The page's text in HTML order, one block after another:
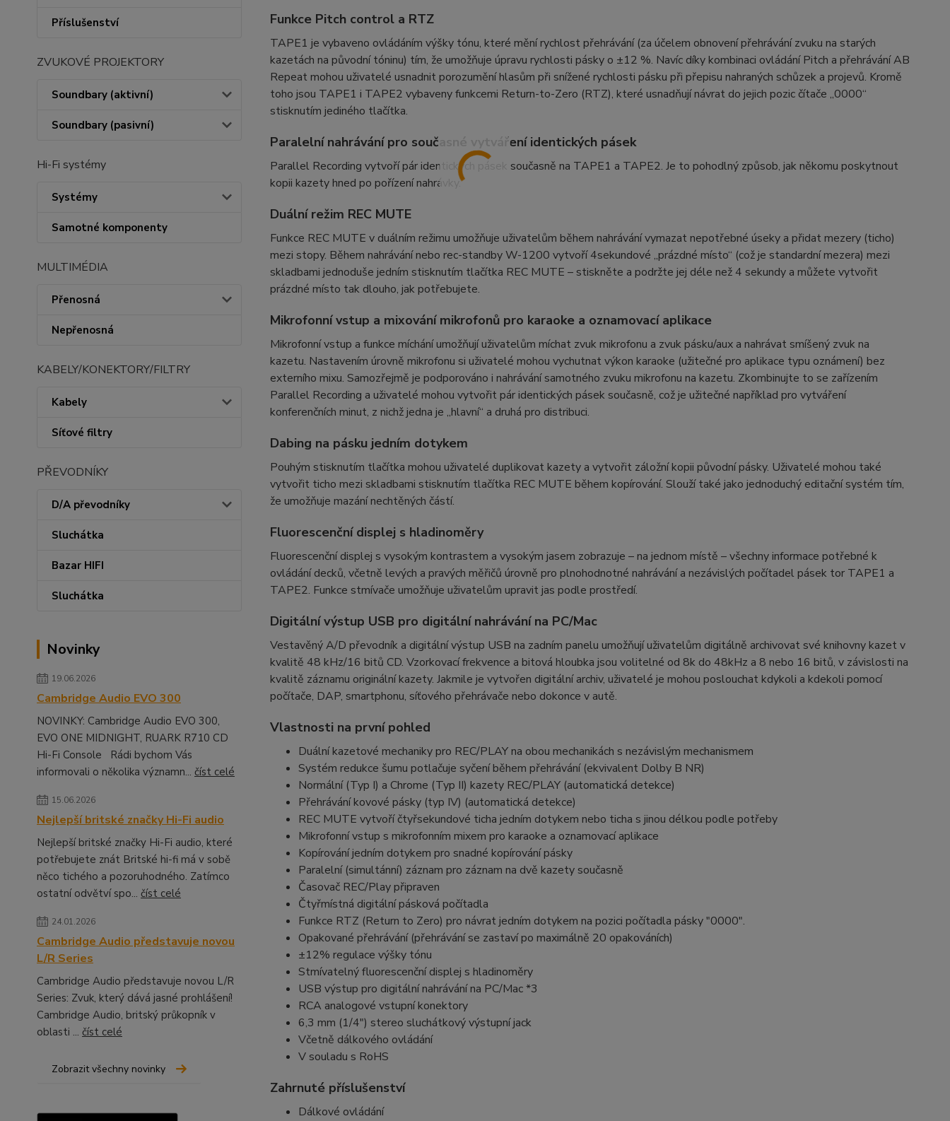
Příslušenství
ZVUKOVÉ PROJEKTORY
Soundbary (aktivní)
Soundbary (pasivní)
Hi-Fi systémy
Systémy
Samotné komponenty
MULTIMÉDIA
Přenosná
Nepřenosná
KABELY/KONEKTORY/FILTRY
Kabely
Síťové filtry
PŘEVODNÍKY
D/A převodníky
Sluchátka
Bazar HIFI
Sluchátka
Novinky
19.06.2026
Cambridge Audio EVO 300
NOVINKY: Cambridge Audio EVO 300,
EVO ONE MIDNIGHT, RUARK R710 CD
Hi-Fi Console Rádi bychom Vás
informovali o několika významn... číst celé
15.06.2026
Nejlepší britské značky Hi-Fi audio
Nejlepší britské značky Hi-Fi audio, které
potřebujete znát Britské hi-fi má v sobě
něco tichého a pozoruhodného. Zatímco
ostatní odvětví spo... číst celé
24.01.2026
Cambridge Audio představuje novou
L/R Series
Cambridge Audio představuje novou L/R
Series: Zvuk, který dává jasné prohlášení!
Cambridge Audio, britský průkopník v
oblasti ... číst celé
Zobrazit všechny novinky
Funkce Pitch control a RTZ
TAPE1 je vybaveno ovládáním výšky tónu, které mění rychlost přehrávání (za účelem obnovení přehrávání zvuku na starých
kazetách na původní tóninu) tím, že umožňuje úpravu rychlosti pásky o ±12 %. Navíc díky kombinaci ovládání Pitch a přehrávání AB
Repeat mohou uživatelé usnadnit porozumění hlasům při snížené rychlosti pásku při přepisu nahraných schůzek a projevů. Kromě
toho jsou TAPE1 i TAPE2 vybaveny funkcemi Return-to-Zero (RTZ), které usnadňují návrat do jejich pozic čítače „0000“
stisknutím jediného tlačítka.
Paralelní nahrávání pro současné vytváření identických pásek
Parallel Recording vytvoří pár identických pásek současně na TAPE1 a TAPE2. Je to pohodlný způsob, jak někomu poskytnout
kopii kazety hned po pořízení nahrávky.
Duální režim REC MUTE
Funkce REC MUTE v duálním režimu umožňuje uživatelům během nahrávání vymazat nepotřebné úseky a přidat mezery (ticho)
mezi stopy. Během nahrávání nebo rec-standby W-1200 vytvoří 4sekundové „prázdné místo“ (což je standardní mezera) mezi
skladbami jednoduše jedním stisknutím tlačítka REC MUTE – stiskněte a podržte jej déle než 4 sekundy a můžete vytvořit
prázdné místo tak dlouho, jak potřebujete.
Mikrofonní vstup a mixování mikrofonů pro karaoke a oznamovací aplikace
Mikrofonní vstup a funkce míchání umožňují uživatelům míchat zvuk mikrofonu a zvuk pásku/aux a nahrávat smíšený zvuk na
kazetu. Nastavením úrovně mikrofonu si uživatelé mohou vychutnat výkon karaoke (užitečné pro aplikace typu oznámení) bez
externího mixu. Samozřejmě je podporováno i nahrávání samotného zvuku mikrofonu na kazetu. Zkombinujte to se zařízením
Parallel Recording a uživatelé mohou vytvořit pár identických pásek současně, což je užitečné například pro vytváření
konferenčních minut, z nichž jedna je „hlavní“ a druhá pro distribuci.
Dabing na pásku jedním dotykem
Pouhým stisknutím tlačítka mohou uživatelé duplikovat kazety a vytvořit záložní kopii původní pásky. Uživatelé mohou také
vytvořit ticho mezi skladbami stisknutím tlačítka REC MUTE během kopírování. Slouží také jako jednoduchý editační systém tím,
že umožňuje mazání nechtěných částí.
Fluorescenční displej s hladinoměry
Fluorescenční displej s vysokým kontrastem a vysokým jasem zobrazuje – na jednom místě – všechny informace potřebné k
ovládání decků, včetně levých a pravých měřičů úrovně pro plnohodnotné nahrávání a nezávislých počítadel pásek tor TAPE1 a
TAPE2. Funkce stmívače umožňuje uživatelům upravit jas podle prostředí.
Digitální výstup USB pro digitální nahrávání na PC/Mac
Vestavěný A/D převodník a digitální výstup USB na zadním panelu umožňují uživatelům digitálně archivovat své knihovny kazet v
kvalitě 48 kHz/16 bitů CD. Vzorkovací frekvence a bitová hloubka jsou volitelné od 8k do 48kHz a 8 nebo 16 bitů, v závislosti na
kvalitě záznamu originální kazety. Jakmile je vytvořen digitální archiv, uživatelé je mohou poslouchat kdykoli a kdekoli pomocí
počítače, DAP, smartphonu, síťového přehrávače nebo dokonce v autě.
Vlastnosti na první pohled
Duální kazetové mechaniky pro REC/PLAY na obou mechanikách s nezávislým mechanismem
Systém redukce šumu potlačuje syčení během přehrávání (ekvivalent Dolby B NR)
Normální (Typ I) a Chrome (Typ II) kazety REC/PLAY (automatická detekce)
Přehrávání kovové pásky (typ IV) (automatická detekce)
REC MUTE vytvoří čtyřsekundové ticha jedním dotykem nebo ticha s jinou délkou podle potřeby
Mikrofonní vstup s mikrofonním mixem pro karaoke a oznamovací aplikace
Kopírování jedním dotykem pro snadné kopírování pásky
Paralelní (simultánní) záznam pro záznam na dvě kazety současně
Časovač REC/Play připraven
Čtyřmístná digitální pásková počítadla
Funkce RTZ (Return to Zero) pro návrat jedním dotykem na pozici počítadla pásky "0000".
Opakované přehrávání (přehrávání se zastaví po maximálně 20 opakováních)
±12% regulace výšky tónu
Stmívatelný fluorescenční displej s hladinoměry
USB výstup pro digitální nahrávání na PC/Mac *3
RCA analogové vstupní konektory
6,3 mm (1/4") stereo sluchátkový výstupní jack
Včetně dálkového ovládání
V souladu s RoHS
Zahrnuté příslušenství
Dálkové ovládání